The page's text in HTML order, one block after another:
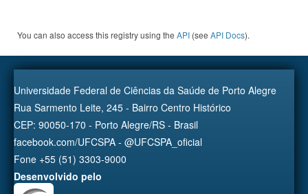
You can also access this registry using the API (see API Docs).
Universidade Federal de Ciências da Saúde de Porto Alegre
Rua Sarmento Leite, 245 - Bairro Centro Histórico
CEP: 90050-170 - Porto Alegre/RS - Brasil
facebook.com/UFCSPA - @UFCSPA_oficial
Fone +55 (51) 3303-9000
Desenvolvido pelo